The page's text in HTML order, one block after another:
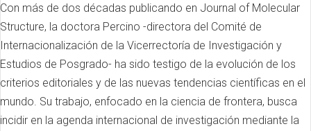
Con más de dos décadas publicando en Journal of Molecular
Structure, la doctora Percino -directora del Comité de
Internacionalización de la Vicerrectoría de Investigación y
Estudios de Posgrado- ha sido testigo de la evolución de los
criterios editoriales y de las nuevas tendencias científicas en el
mundo. Su trabajo, enfocado en la ciencia de frontera, busca
incidir en la agenda internacional de investigación mediante la